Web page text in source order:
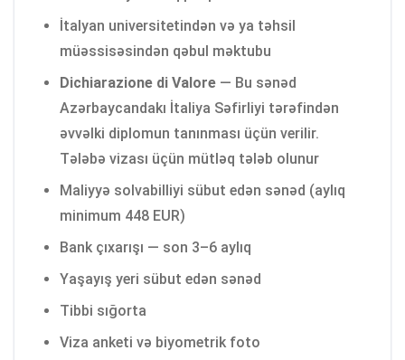
İtalyan universitetindən və ya təhsil
müəssisəsindən qəbul məktubu
Dichiarazione di Valore — Bu sənəd
Azərbaycandakı İtaliya Səfirliyi tərəfindən
əvvəlki diplomun tanınması üçün verilir.
Tələbə vizası üçün mütləq tələb olunur
Maliyyə solvabilliyi sübut edən sənəd (aylıq
minimum 448 EUR)
Bank çıxarışı — son 3–6 aylıq
Yaşayış yeri sübut edən sənəd
Tibbi sığorta
Viza anketi və biyometrik foto